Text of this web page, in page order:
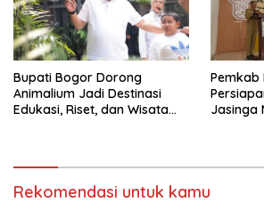
Bupati Bogor Dorong
Animalium Jadi Destinasi
Edukasi, Riset, dan Wisata
Pemkab
Jasinga
Rekomendasi untuk kamu